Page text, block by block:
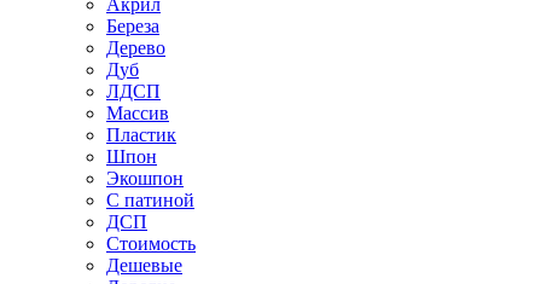
Акрил
Береза
Дерево
Дуб
ЛДСП
Массив
Пластик
Шпон
Экошпон
С патиной
ДСП
Стоимость
Дешевые